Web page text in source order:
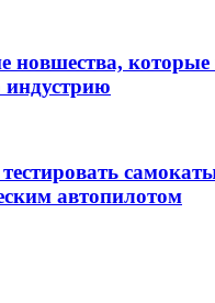
новшества, которые
автопилотом